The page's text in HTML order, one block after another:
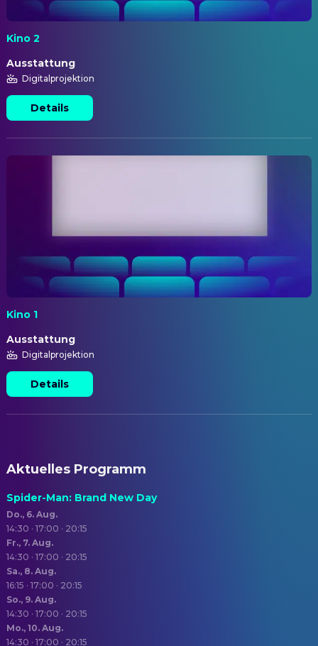
Kino 2
Ausstattung
Digitalprojektion
Details
Kino 1
Ausstattung
Digitalprojektion
Details
Aktuelles Programm
Spider-Man: Brand New Day
Do., 6. Aug.
14:30 · 17:00 · 20:15
Fr., 7. Aug.
14:30 · 17:00 · 20:15
Sa., 8. Aug.
16:15 · 17:00 · 20:15
So., 9. Aug.
14:30 · 17:00 · 20:15
Mo., 10. Aug.
14:30 · 17:00 · 20:15